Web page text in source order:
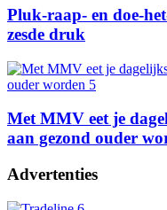
Pluk-raap- en doe-
zesde druk
Met MMV eet je
aan gezond ouder
Advertenties